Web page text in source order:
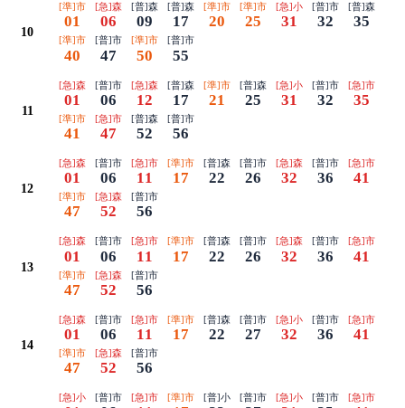
10
[準]市
01
[急]森
06
[普]森
09
[普]森
17
[準]市
20
[準]市
25
[急]小
31
[普]市
32
[普]森
35
[準]市
40
[普]市
47
[準]市
50
[普]市
55
11
[急]森
01
[普]市
06
[急]森
12
[普]森
17
[準]市
21
[普]森
25
[急]小
31
[普]市
32
[急]市
35
[準]市
41
[急]市
47
[普]森
52
[普]市
56
12
[急]森
01
[普]市
06
[急]市
11
[準]市
17
[普]森
22
[普]市
26
[急]森
32
[普]市
36
[急]市
41
[準]市
47
[急]森
52
[普]市
56
13
[急]森
01
[普]市
06
[急]市
11
[準]市
17
[普]森
22
[普]市
26
[急]森
32
[普]市
36
[急]市
41
[準]市
47
[急]森
52
[普]市
56
14
[急]森
01
[普]市
06
[急]市
11
[準]市
17
[普]森
22
[普]市
27
[急]小
32
[普]市
36
[急]市
41
[準]市
47
[急]森
52
[普]市
56
[急]小 [普]市 [急]市 [準]市 [普]小 [普]市 [急]小 [普]市 [急]市